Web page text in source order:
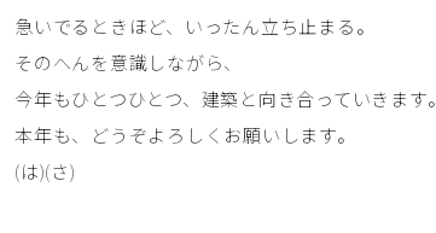
急いでるときほど、いったん立ち止まる。
そのへんを意識しながら、
今年もひとつひとつ、建築と向き合っていきます。
本年も、どうぞよろしくお願いします。
(は)(さ)